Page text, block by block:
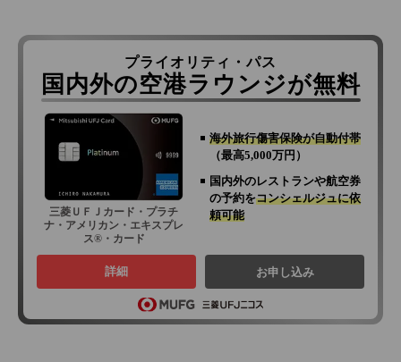
プライオリティ・パス
国内外の空港ラウンジが無料
三菱ＵＦＪカード・プラチ
ナ・アメリカン・エキスプレ
ス®・カード
海外旅行傷害保険が自動付帯
（最高5,000万円）
国内外のレストランや航空券
の予約をコンシェルジュに依
頼可能
詳細 お申し込み